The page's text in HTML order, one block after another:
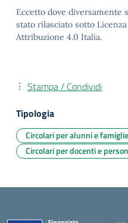
Eccetto dove diversamente
stato rilasciato sotto
Attribuzione 4.0 Italia.
Stampa / Condividi
Tipologia
Circolari per alunni e famiglie
Circolari per docenti e